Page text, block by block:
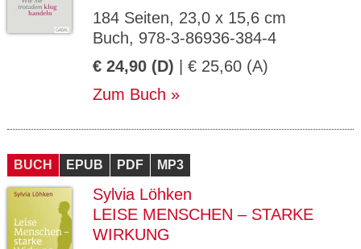
184 Seiten, 23,0 x 15,6 cm
Buch, 978-3-86936-384-4
€ 24,90 (D) | € 25,60 (A)
Zum Buch
BUCH EPUB PDF MP3
Sylvia Löhken
LEISE MENSCHEN – STARKE
WIRKUNG